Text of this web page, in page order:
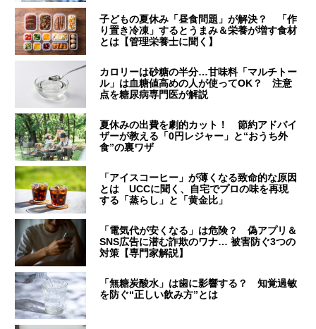
子どもの夏休み「昼食問題」が解決？ 「作
り置き冷凍」するとうまみ＆栄養が増す食材
とは【管理栄養士に聞く】
カロリーは砂糖の半分…甘味料「マルチトー
ル」は血糖値高めの人が使ってOK？ 注意
点を糖尿病専門医が解説
夏休みの出費を劇的カット！ 節約アドバイ
ザーが教える「0円レジャー」と“おうち外
食”の裏ワザ
「アイスコーヒー」が薄くなる致命的な原因
とは UCCに聞く、自宅でプロの味を再現
する「蒸らし」と「黄金比」
「電気代が安くなる」は危険？ 偽アプリ＆
SNS広告に潜む詐欺のワナ… 被害防ぐ3つの
対策【専門家解説】
「無糖炭酸水」は歯に影響する？ 知覚過敏
を防ぐ“正しい飲み方”とは